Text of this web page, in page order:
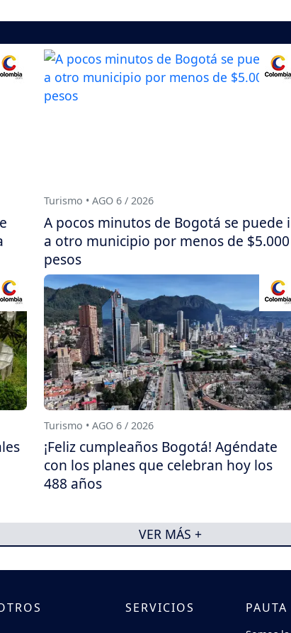
Turismo • AGO 6 / 2026
A pocos minutos de Bogotá se puede
a otro municipio por menos de $5.000
pesos
Turismo • AGO 6 / 2026
¡Feliz cumpleaños Bogotá! Agéndate
con los planes que celebran hoy los
488 años
VER MÁS +
SERVICIOS